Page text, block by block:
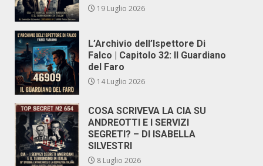
19 Luglio 2026
L’Archivio dell’Ispettore Di
Falco | Capitolo 32: Il Guardiano
del Faro
14 Luglio 2026
COSA SCRIVEVA LA CIA SU
ANDREOTTI E I SERVIZI
SEGRETI? – DI ISABELLA
SILVESTRI
8 Luglio 2026